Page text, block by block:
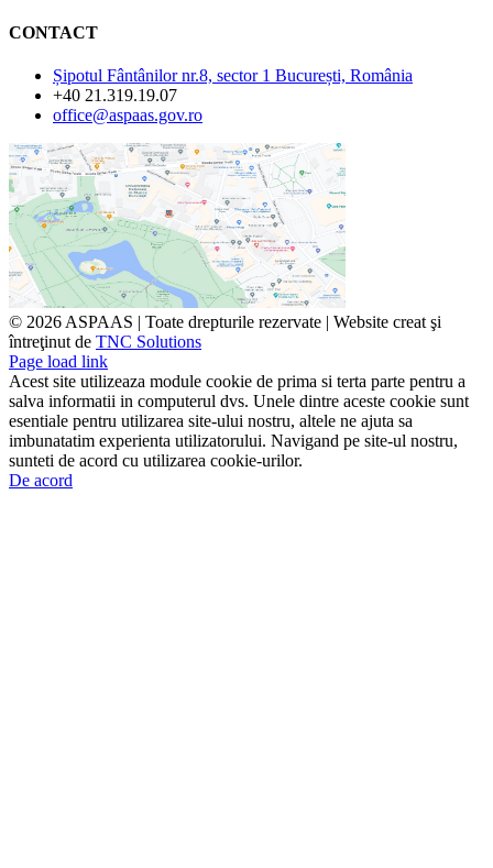
CONTACT
Șipotul Fântânilor nr.8, sector 1 București, România
+40 21.319.19.07
office@aspaas.gov.ro
© 2026 ASPAAS | Toate drepturile rezervate | Website creat şi
întreţinut de TNC Solutions
Page load link
Acest site utilizeaza module cookie de prima si terta parte pentru a
salva informatii in computerul dvs. Unele dintre aceste cookie sunt
esentiale pentru utilizarea site-ului nostru, altele ne ajuta sa
imbunatatim experienta utilizatorului. Navigand pe site-ul nostru,
sunteti de acord cu utilizarea cookie-urilor.
De acord